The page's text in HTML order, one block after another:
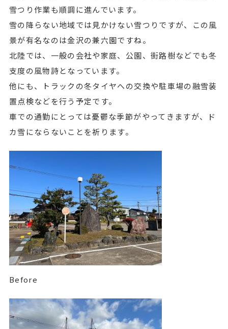
雪つり作業も順調に進んでいます。
雪の降らない地域では見かけない雪つりですが、この風
景が有名なのは金沢の兼六園ですね。
北陸では、一般の会社や家庭、公園、街路樹などでも冬
支度の風物詩となっています。
他にも、トラックの冬タイヤへの交換や駐車場の融雪装
置点検などを行う予定です。
車での通勤にとっては憂鬱な季節がやってきますが、ド
カ雪にならないことを祈ります。
Before